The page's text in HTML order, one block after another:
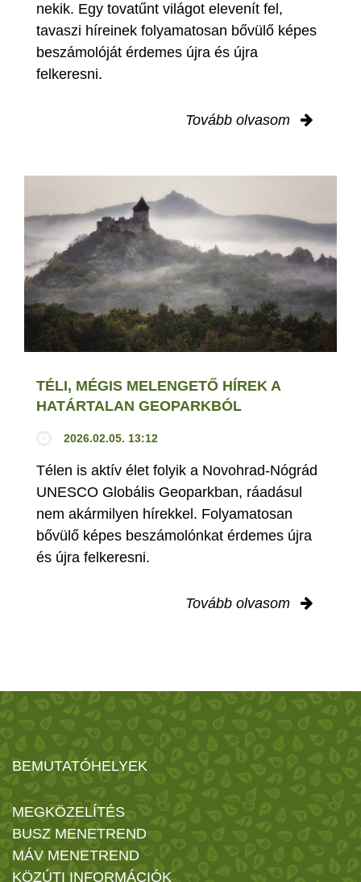
nekik. Egy tovatűnt világot elevenít fel,
tavaszi híreinek folyamatosan bővülő képes
beszámolóját érdemes újra és újra
felkeresni.
Tovább olvasom
TÉLI, MÉGIS MELENGETŐ HÍREK A
HATÁRTALAN GEOPARKBÓL
2026.02.05. 13:12
Télen is aktív élet folyik a Novohrad-Nógrád
UNESCO Globális Geoparkban, ráadásul
nem akármilyen hírekkel. Folyamatosan
bővülő képes beszámolónkat érdemes újra
és újra felkeresni.
Tovább olvasom
BEMUTATÓHELYEK
MEGKÖZELÍTÉS
BUSZ MENETREND
MÁV MENETREND
KÖZÚTI INFORMÁCIÓK